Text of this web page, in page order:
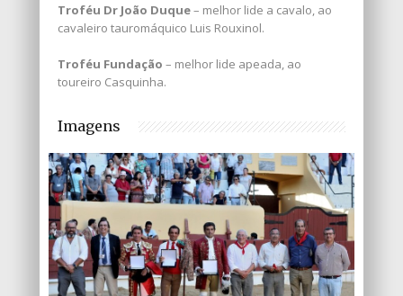
Troféu Dr João Duque– melhor lide a cavalo, ao
cavaleiro tauromáquico Luis Rouxinol.
Troféu Fundação – melhor lide apeada, ao
toureiro Casquinha.
Imagens